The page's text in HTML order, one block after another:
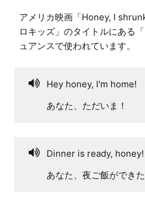
アメリカ映画「Honey, I
ロキッズ」のタイトルにある
ュアンスで使われています。
Hey honey, I'm home!
あなた、ただいま！
Dinner is ready, honey!
あなた、夜ご飯ができた